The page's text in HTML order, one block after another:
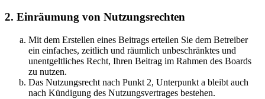
2. Einräumung von Nutzungsrechten
Mit dem Erstellen eines Beitrags erteilen Sie dem Betreiber
ein einfaches, zeitlich und räumlich unbeschränktes und
unentgeltliches Recht, Ihren Beitrag im Rahmen des Boards
zu nutzen.
Das Nutzungsrecht nach Punkt 2, Unterpunkt a bleibt auch
nach Kündigung des Nutzungsvertrages bestehen.